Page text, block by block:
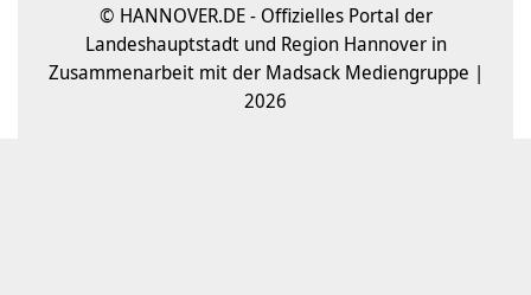
© HANNOVER.DE - Offizielles Portal der
Landeshauptstadt und Region Hannover in
Zusammenarbeit mit der Madsack Mediengruppe |
2026